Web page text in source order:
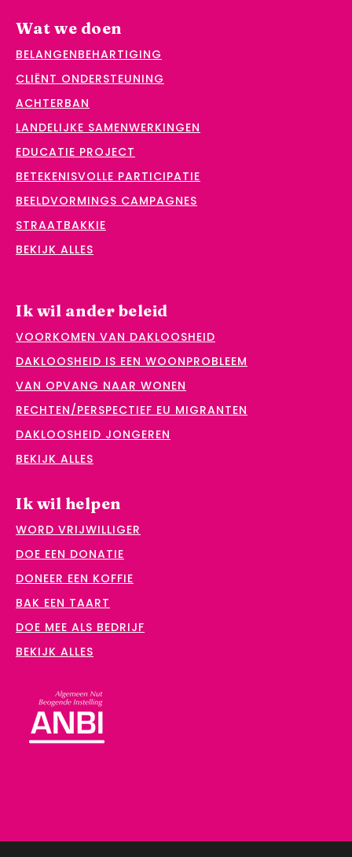
Wat we doen
BELANGENBEHARTIGING
CLIËNT ONDERSTEUNING
ACHTERBAN
LANDELIJKE SAMENWERKINGEN
EDUCATIE PROJECT
BETEKENISVOLLE PARTICIPATIE
BEELDVORMINGS CAMPAGNES
STRAATBAKKIE
BEKIJK ALLES
Ik wil ander beleid
VOORKOMEN VAN DAKLOOSHEID
DAKLOOSHEID IS EEN WOONPROBLEEM
VAN OPVANG NAAR WONEN
RECHTEN/PERSPECTIEF EU MIGRANTEN
DAKLOOSHEID JONGEREN
BEKIJK ALLES
Ik wil helpen
WORD VRIJWILLIGER
DOE EEN DONATIE
DONEER EEN KOFFIE
BAK EEN TAART
DOE MEE ALS BEDRIJF
BEKIJK ALLES